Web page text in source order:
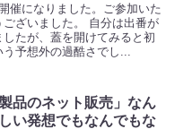
催になりました。ご参加いた
ざいました。 自分は出番が
たが、蓋を開けてみると初
予想外の過酷さでし...
製品のネット販売」なん
い発想でもなんでもな